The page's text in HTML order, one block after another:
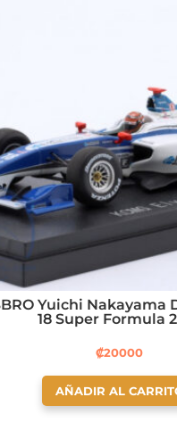
Yuichi Nakayama
18 Super Formula
₡20000
AÑADIR AL